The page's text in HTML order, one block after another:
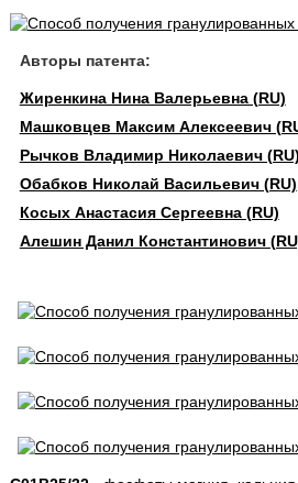
Авторы патента:
Жиренкина Нина Валерьевна (RU)
Машковцев Максим Алексеевич
Рычков Владимир Николаевич (RU)
Обабков Николай Васильевич (RU)
Косых Анастасия Сергеевна (RU)
Алешин Данил Константинович